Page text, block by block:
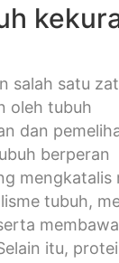
salah satu
oleh tubuh
dan
berperan
mengkatalis
tubuh,
itu,